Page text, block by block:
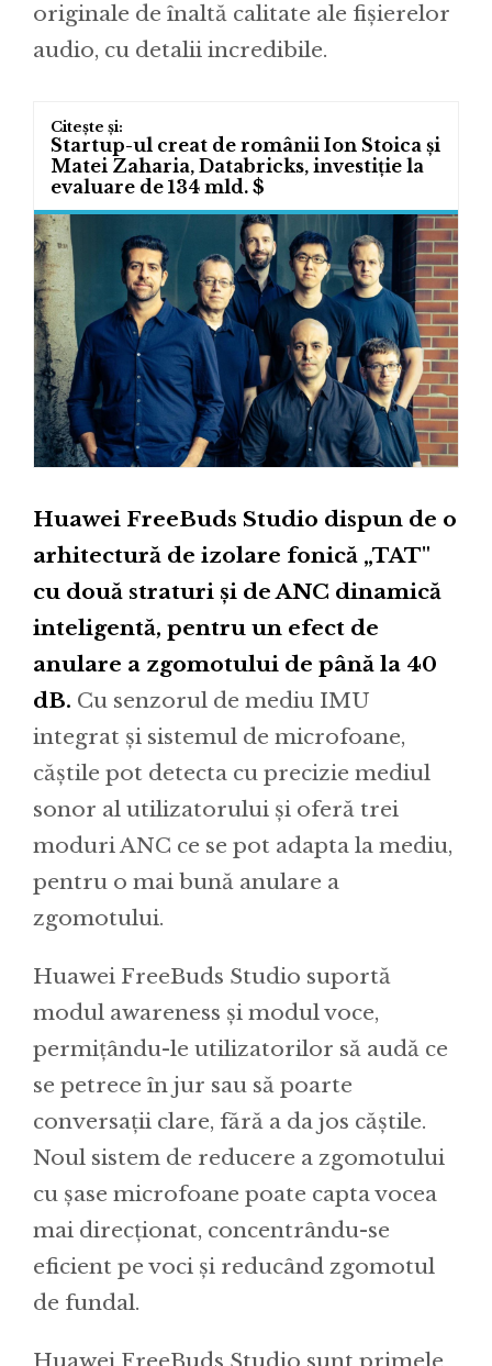
originale de înaltă calitate ale fișierelor
audio, cu detalii incredibile.
Startup-ul creat de românii Ion Stoica și
Matei Zaharia, Databricks, investiție la
evaluare de 134 mld. $
Huawei FreeBuds Studio dispun de o
arhitectură de izolare fonică „TAT"
cu două straturi și de ANC dinamică
inteligentă, pentru un efect de
anulare a zgomotului de până la 40
dB. Cu senzorul de mediu IMU
integrat și sistemul de microfoane,
căștile pot detecta cu precizie mediul
sonor al utilizatorului și oferă trei
moduri ANC ce se pot adapta la mediu,
pentru o mai bună anulare a
zgomotului.
Huawei FreeBuds Studio suportă
modul awareness și modul voce,
permițându-le utilizatorilor să audă ce
se petrece în jur sau să poarte
conversații clare, fără a da jos căștile.
Noul sistem de reducere a zgomotului
cu șase microfoane poate capta vocea
mai direcționat, concentrându-se
eficient pe voci și reducând zgomotul
de fundal.